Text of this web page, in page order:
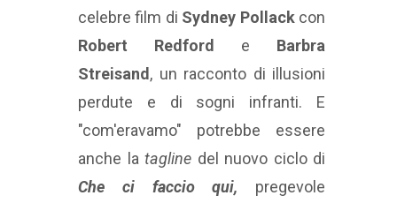
celebre film di Sydney Pollackcon
Robert Redford
e Barbra
Streisand , un racconto di illusioni
perdute e di sogni infranti. E
"com'eravamo" potrebbe essere
anche la tagline del nuovo ciclo di
Che ci faccio qui, pregevole